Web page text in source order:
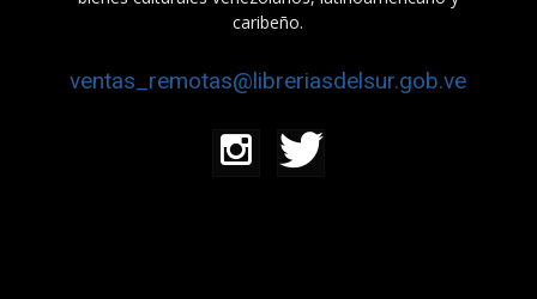
caribeño.
ventas_remotas@libreriasdelsur.gob.ve